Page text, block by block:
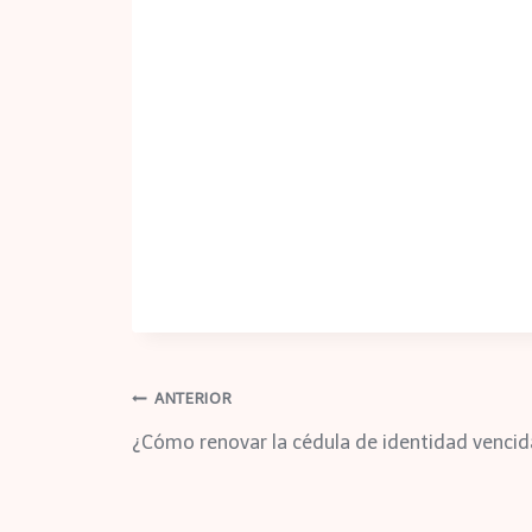
ANTERIOR
¿Cómo renovar la cédula de identidad